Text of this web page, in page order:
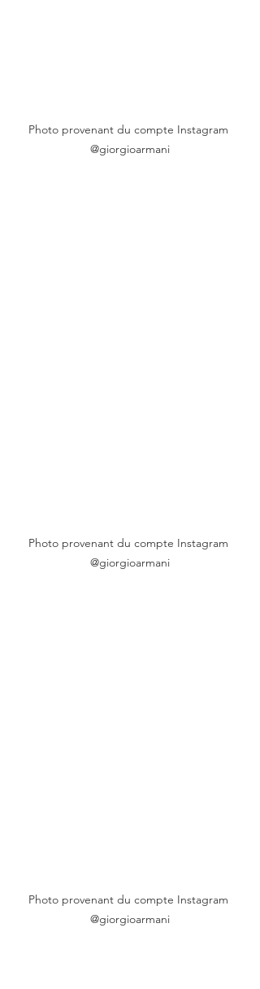
Photo provenant du compte Instagram
@giorgioarmani
Photo provenant du compte Instagram
@giorgioarmani
Photo provenant du compte Instagram
@giorgioarmani